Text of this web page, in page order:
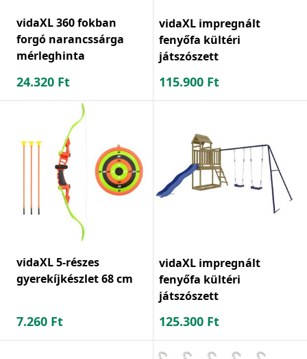
vidaXL 360 fokban
forgó narancssárga
mérleghinta
24.320 Ft
vidaXL impregnált
fenyőfa kültéri
játszószett
115.900 Ft
vidaXL 5-részes
gyerekíjkészlet 68 cm
7.260 Ft
vidaXL impregnált
fenyőfa kültéri
játszószett
125.300 Ft